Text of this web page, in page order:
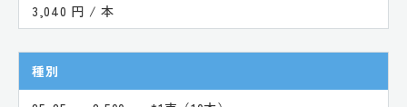
3,040 円 / 本
種別